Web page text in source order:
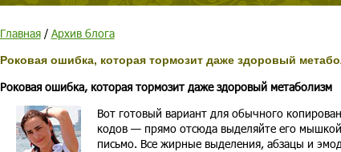
Главная/ Архив блога
Роковая ошибка, которая тормозит даже здоровый
Роковая ошибка, которая тормозит даже здоровый метаболизм
Вот готовый вариант для обычного
кодов — прямо отсюда выделяйте его
письмо. Все жирные выделения, абзацы и